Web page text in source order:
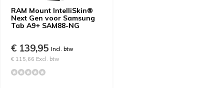
RAM Mount IntelliSkin®
Next Gen voor Samsung
Tab A9+ SAM88-NG
€ 139,95 Incl. btw
€ 115,66 Excl. btw